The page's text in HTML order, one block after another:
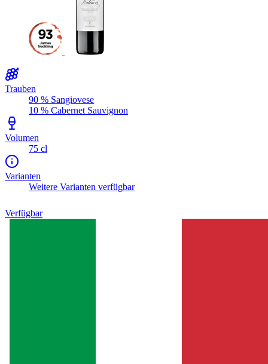
Trauben
90 % Sangiovese
10 % Cabernet Sauvignon
Volumen
75 cl
Varianten
Weitere Varianten verfügbar
Verfügbar